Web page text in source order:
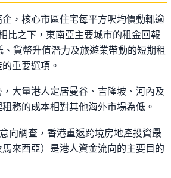
，核心市區住宅每平方呎均價動輒逾
比之下，東南亞主要城市的租金回報
貨幣升值潛力及旅遊業帶動的短期租
重要選項。
大量港人定居曼谷、吉隆坡、河內及
務的成本相對其他海外市場為低。
向調查，香港重返跨境房地產投資最
來西亞）是港人資金流向的主要目的